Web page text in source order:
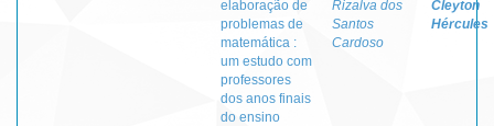
elaboração de
problemas de
matemática :
um estudo com
professores
dos anos finais
do ensino
Rizalva dos
Santos
Cardoso
Cleyton
Hércules